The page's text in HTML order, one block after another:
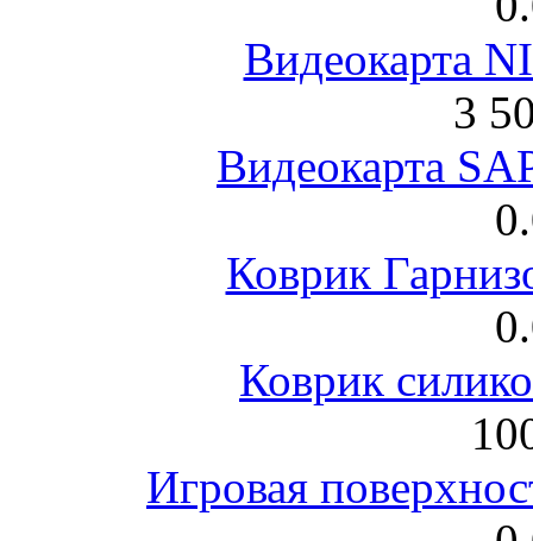
Видеокарта
3
Видеокарта
Коврик
Коврик
Игровая